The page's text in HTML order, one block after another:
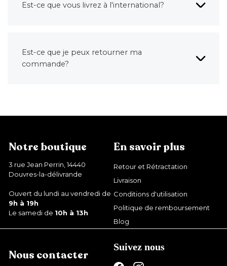
Est-ce que vous livrez à l'international?
Est-ce que je peux retourner ma
commande?
Notre boutique
3 rue Jean Perrin, 14440
Douvres-la-délivrande
Ouvert du lundi au vendredi de
9h à 19h
Le samedi de 10h à 13h
En savoir plus
Retour et Rétractation
Livraison
Conditions d'utilisation
Politique de remboursement
Blog
Nous contacter
Suivez nous